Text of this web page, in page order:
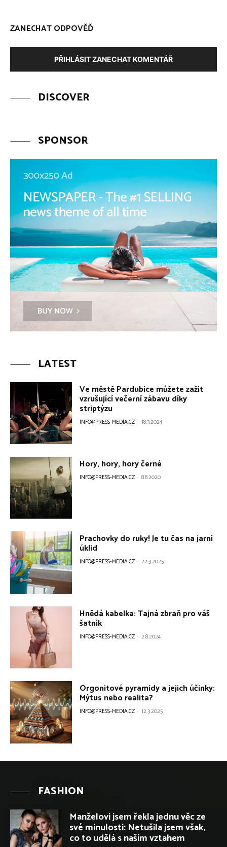
FASHION
Manželovi jsem řekla jednu věc ze
své minulosti: Netušila jsem však,
co to udělá s naším vztahem